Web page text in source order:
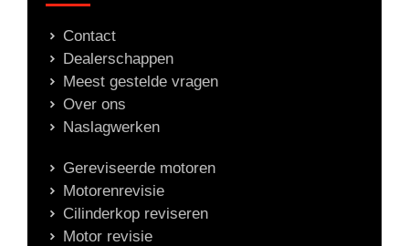
Contact
Dealerschappen
Meest gestelde vragen
Over ons
Naslagwerken
Gereviseerde motoren
Motorenrevisie
Cilinderkop reviseren
Motor revisie